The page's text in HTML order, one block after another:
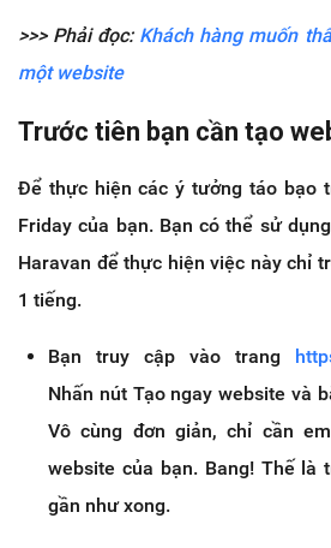
>>> Phải đọc: Khách hàng muốn
một website
Trước tiên bạn cần tạo
Để thực hiện các ý tưởng táo bạo
Friday của bạn. Bạn có thể sử
Haravan để thực hiện việc này chỉ
1 tiếng.
Bạn truy cập vào trang
Nhấn nút Tạo ngay website và
Vô cùng đơn giản, chỉ cần
website của bạn. Bang! Thế là
gần như xong.